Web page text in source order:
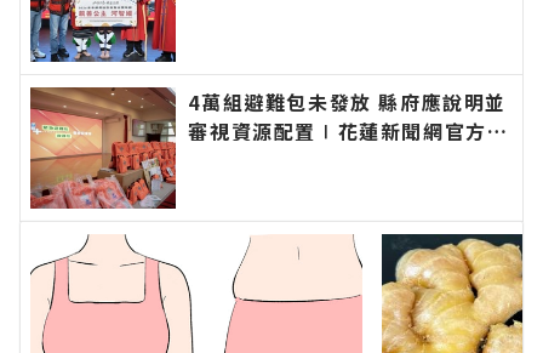
站各類新聞－最快速的今日新聞報
導 最新的在地資訊！
4萬組避難包未發放 縣府應說明並
審視資源配置∣花蓮新聞網官方網